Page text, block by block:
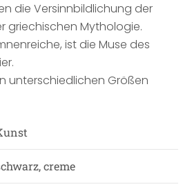
die Versinnbildlichung der
griechischen Mythologie.
ist die Muse des
unterschiedlichen Größen
creme